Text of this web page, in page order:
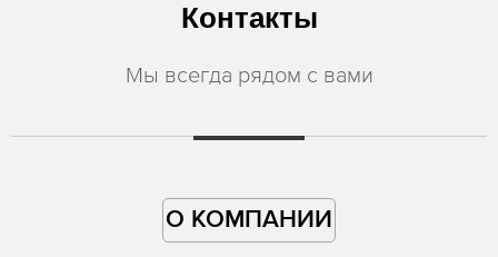
Контакты
Мы всегда рядом с вами
О КОМПАНИИ